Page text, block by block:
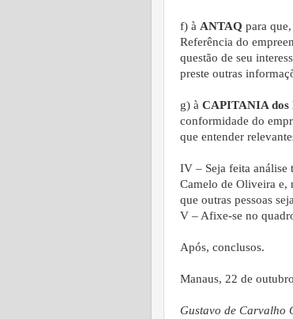
f) à ANTAQ para
Referência do
questão de seu
preste outras
g) à CAPITANIA dos
conformidade do
que entender
IV – Seja feita análise
Camelo de Oliveira e,
que outras pessoas
V – Afixe-se no
Após, conclusos.
Manaus, 22 de
Gustavo de Carvalho